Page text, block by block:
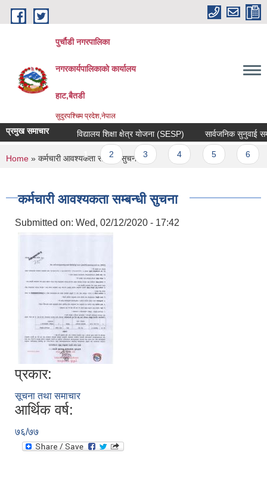
Skip to main content
पुर्चौडी नगरपालिका
नगरकार्यपालिकाकाे कार्यालय
हाट,बैतडी
सुदुरपश्चिम प्रदेश,नेपाल
प्रमुख समाचार विद्यालय शिक्षा क्षेत्र योजना (SESP) सार्वजनिक सुनुवाई
Pages
1 2 3
You are here
Home » कर्मचारी आवश्यकता सम्बन्धी सुचना
कर्मचारी आवश्यकता सम्बन्धी सुचना
Submitted on: Wed, 02/12/2020 - 17:42
प्रकार:
सूचना तथा समाचार
आर्थिक वर्ष:
७६/७७